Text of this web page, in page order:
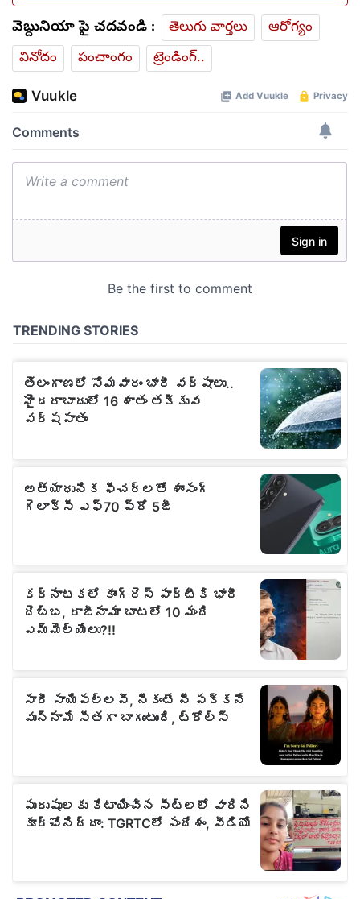
వెబ్దునియా పై చదవండి : తెలుగు వార్తలు
ఆరోగ్యం
వినోదం
పంచాంగం ట్రెండింగ్..